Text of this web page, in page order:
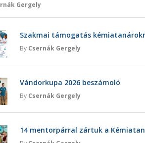
Gergely
Szakmai támogatás
By Csernák Gergely
Vándorkupa 2026 beszámoló
By Csernák Gergely
14 mentorpárral zártuk a